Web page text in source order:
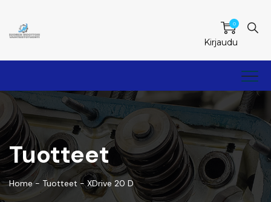
0
Kirjaudu
Tuotteet
Home- Tuotteet -XDrive 20 D